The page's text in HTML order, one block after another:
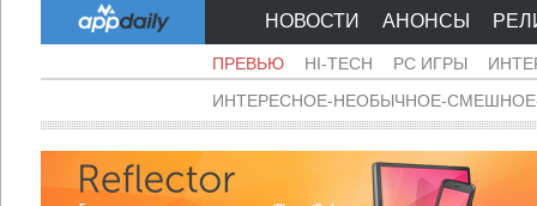
НОВОСТИ АНОНСЫ
ПРЕВЬЮ HI-TECH PC ИГРЫ
ИНТЕРЕСНОЕ-НЕОБЫЧНОЕ-